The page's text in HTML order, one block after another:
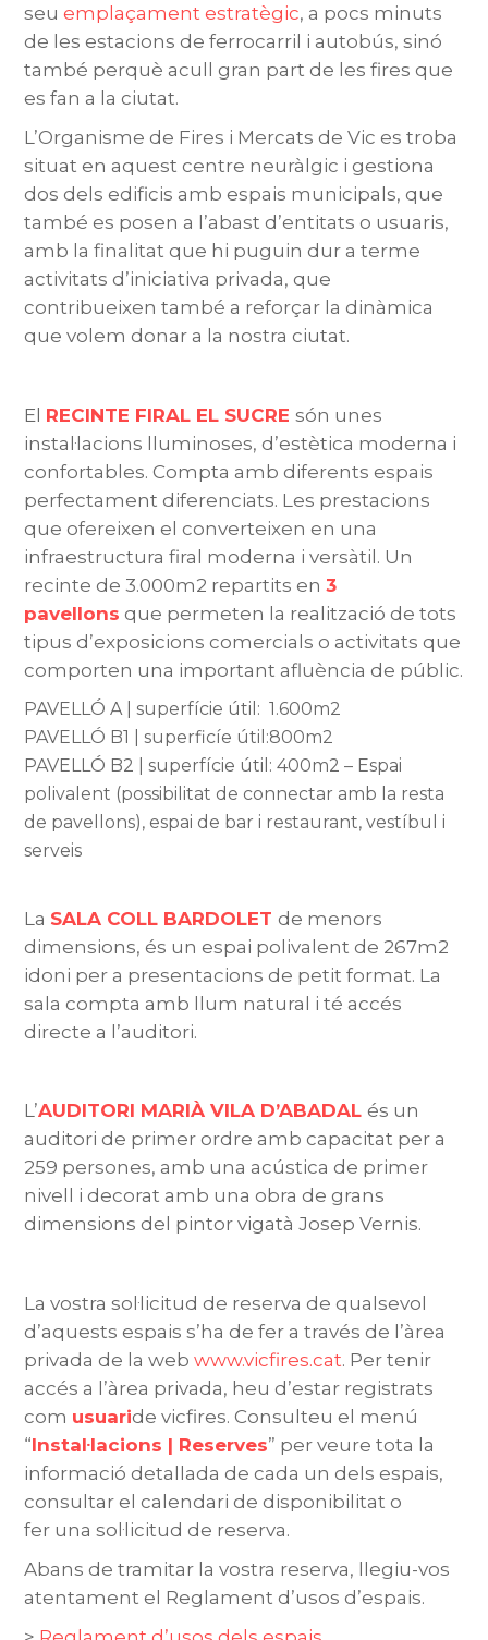
seuemplaçament estratègic, a pocs minuts
de les estacions de ferrocarril i autobús, sinó
també perquè acull gran part de les fires que
es fan a la ciutat.
L’Organisme de Fires i Mercats de Vic es troba
situat en aquest centre neuràlgic i gestiona
dos dels edificis amb espais municipals, que
també es posen a l’abast d’entitats o usuaris,
amb la finalitat que hi puguin dur a terme
activitats d’iniciativa privada, que
contribueixen també a reforçar la dinàmica
que volem donar a la nostra ciutat.
El RECINTE FIRAL EL SUCREsón unes
instal·lacions lluminoses, d’estètica moderna i
confortables. Compta amb diferents espais
perfectament diferenciats. Les prestacions
que ofereixen el converteixen en una
infraestructura firal moderna i versàtil. Un
recinte de 3.000m2 repartits en3
pavellons que permeten la realització de tots
tipus d’exposicions comercials o activitats que
comporten una important afluència de públic.
PAVELLÓ A | superfície útil: 1.600m2
PAVELLÓ B1 | superficíe útil:800m2
PAVELLÓ B2 | superfície útil: 400m2 – Espai
polivalent (possibilitat de connectar amb la resta
de pavellons), espai de bar i restaurant, vestíbul i
serveis
La SALA COLL BARDOLETde menors
dimensions, és un espai polivalent de 267m2
idoni per a presentacions de petit format. La
sala compta amb llum natural i té accés
directe a l’auditori.
L’AUDITORI MARIÀ VILA D’ABADALés un
auditori de primer ordre amb capacitat per a
259 persones, amb una acústica de primer
nivell i decorat amb una obra de grans
dimensions del pintor vigatà Josep Vernis.
La vostra sol·licitud de reserva de qualsevol
d’aquests espais s’ha de fer a través de l’àrea
privada de la webwww.vicfires.cat. Per tenir
accés a l’àrea privada, heu d’estar registrats
com usuaride vicfires. Consulteu el menú
“Instal·lacions | Reserves” per veure tota la
informació detallada de cada un dels espais,
consultar el calendari de disponibilitat o
fer una sol·licitud de reserva.
Abans de tramitar la vostra reserva, llegiu-vos
atentament el Reglament d’usos d’espais.